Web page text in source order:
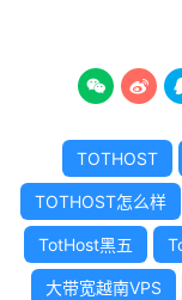
 
TOTHOST
TOTHOST怎么样
TotHost黑五
大带宽越南VPS